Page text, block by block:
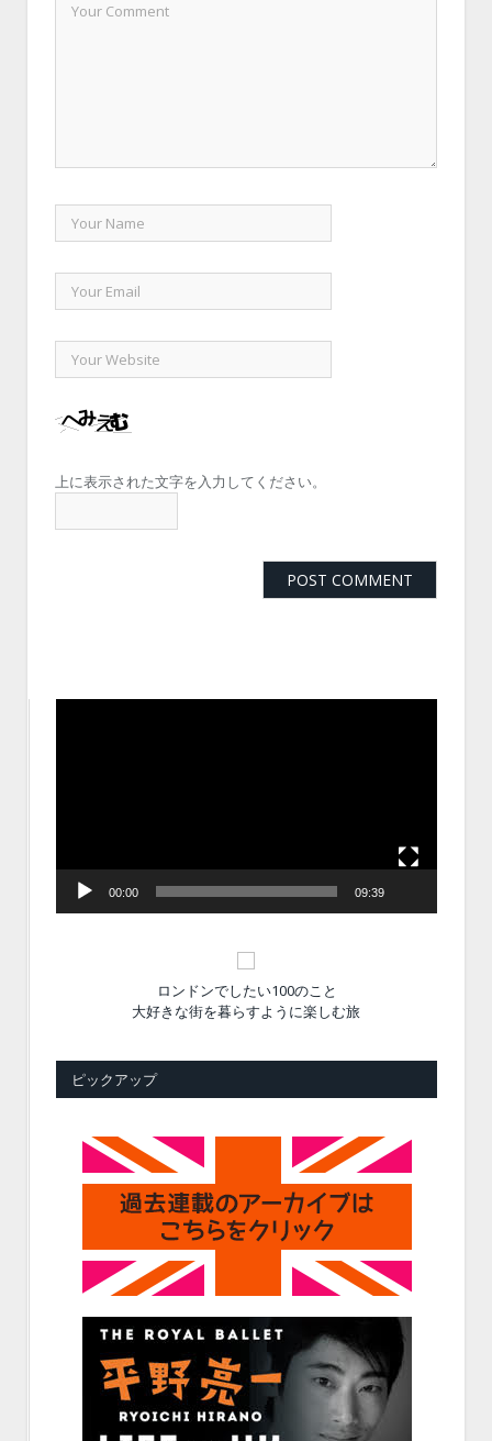
上に表示された文字を入力してください。
00:00 09:39
ロンドンでしたい100のこと
大好きな街を暮らすように楽しむ旅
ピックアップ